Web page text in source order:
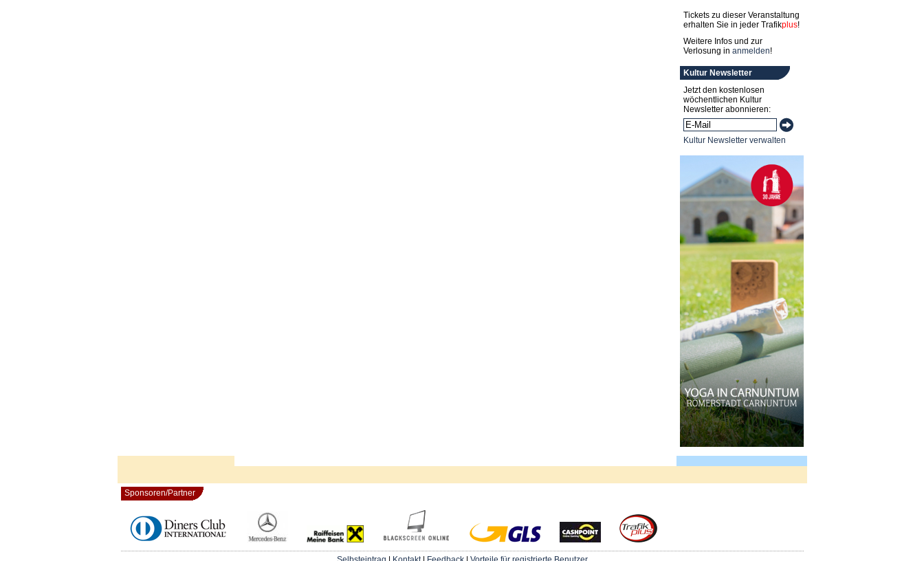
Tickets zu dieser Veranstaltung
erhalten Sie in jeder Trafikplus!
Weitere Infos und zur
Verlosung in anmelden!
Kultur Newsletter
Jetzt den kostenlosen
wöchentlichen Kultur
Newsletter abonnieren:
Kultur Newsletter verwalten
Sponsoren/Partner